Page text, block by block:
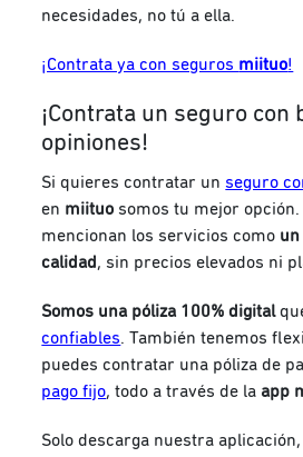
necesidades, no tú a ella.
¡Contrata ya con seguros miituo!
¡Contrata un seguro con
opiniones!
Si quieres contratar unseguro
en miituo somos tu mejor
mencionan los servicios como
calidad, sin precios elevados ni
Somos una póliza 100% digital
confiables. También tenemos
puedes contratar una póliza de
pago fijo, todo a través de la app
Solo descarga nuestra